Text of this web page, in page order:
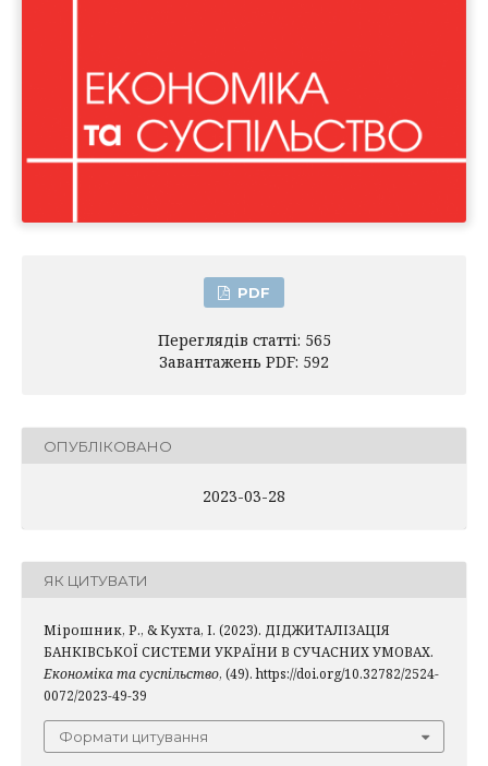
PDF
Переглядів статті: 565
Завантажень PDF: 592
ОПУБЛІКОВАНО
2023-03-28
ЯК ЦИТУВАТИ
Мірошник, Р., & Кухта, І. (2023). ДІДЖИТАЛІЗАЦІЯ
БАНКІВСЬКОЇ СИСТЕМИ УКРАЇНИ В СУЧАСНИХ УМОВАХ.
Економіка та суспільство, (49). https://doi.org/10.32782/2524-
0072/2023-49-39
Формати цитування